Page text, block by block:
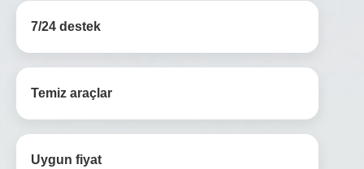
7/24 destek
Temiz araçlar
Uygun fiyat